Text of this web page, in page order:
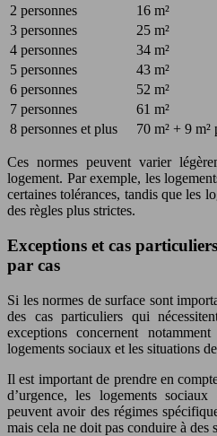
2 personnes
16 m²
3 personnes
25 m²
4 personnes
34 m²
5 personnes
43 m²
6 personnes
52 m²
7 personnes
61 m²
8 personnes et plus
70 m² + 9 m²
Ces normes peuvent varier
logement. Par exemple, les
certaines tolérances, tandis que les
des règles plus strictes.
Exceptions et cas
par cas
Si les normes de surface sont
des cas particuliers qui
exceptions concernent
logements sociaux et les situations
Il est important de prendre en
d’urgence, les logements
peuvent avoir des régimes
mais cela ne doit pas conduire à des